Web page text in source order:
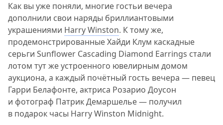
Как вы уже поняли, многие гостьи вечера
дополнили свои наряды бриллиантовыми
украшениями Harry Winston. К тому же,
продемонстрированные Хайди Клум каскадные
серьги Sunflower Cascading Diamond Earrings стали
лотом тут же устроенного ювелирным домом
аукциона, а каждый почётный гость вечера — певец
Гарри Белафонте, актриса Розарио Доусон
и фотограф Патрик Демаршелье — получил
в подарок часы Harry Winston Midnight.